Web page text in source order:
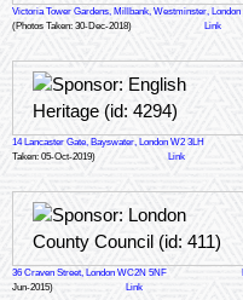
Victoria Tower Gardens, Millbank, Westminster, London
(Photos Taken: 30-Dec-2018)
Link
14 Lancaster Gate, Bayswater, London W2 3LH
Taken: 05-Oct-2019)
Link
36 Craven Street, London WC2N 5NF
Jun-2015)
Link